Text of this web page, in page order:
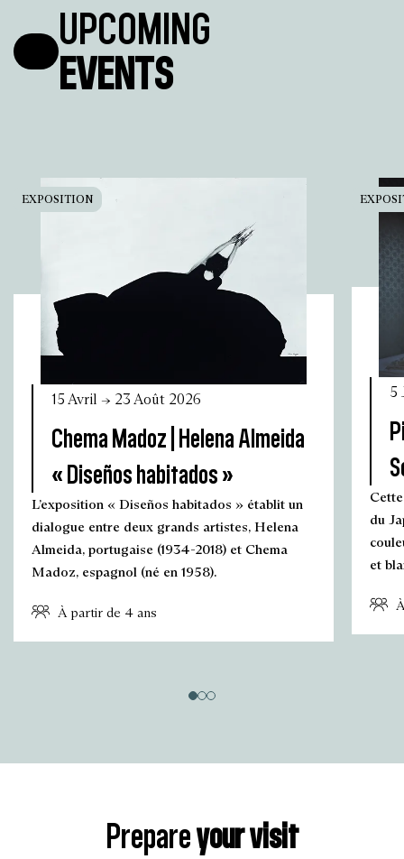
UPCOMING
EVENTS
Chema Madoz | Helena Almeida
« Diseños habitados »
15 Avril → 23 Août 2026
L’exposition « Diseños habitados » établit un
dialogue entre deux grands artistes, Helena
Almeida, portugaise (1934-2018) et Chema
Madoz, espagnol (né en 1958).
À partir de 4 ans
EXPOSITION
5
du
et
Prepareyour visit